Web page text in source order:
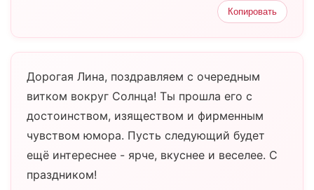
Копировать
Дорогая Лина, поздравляем с очередным
витком вокруг Солнца! Ты прошла его с
достоинством, изяществом и фирменным
чувством юмора. Пусть следующий будет
ещё интереснее - ярче, вкуснее и веселее. С
праздником!